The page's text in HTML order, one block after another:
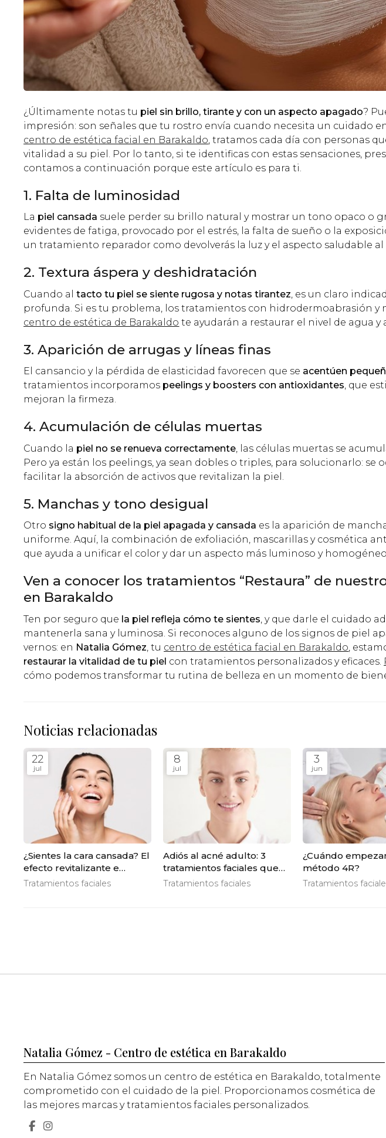
¿Últimamente notas tu piel sin brillo, tirante y con un aspecto apagado?
impresión: son señales que tu rostro envía cuando necesita un cuidado
centro de estética facial en Barakaldo, tratamos cada día con personas
vitalidad a su piel. Por lo tanto, si te identificas con estas sensaciones,
contamos a continuación porque este artículo es para ti.
1. Falta de luminosidad
La piel cansada suele perder su brillo natural y mostrar un tono opaco o
evidentes de fatiga, provocado por el estrés, la falta de sueño o la
un tratamiento reparador como devolverás la luz y el aspecto saludable al
2. Textura áspera y deshidratación
Cuando altacto tu piel se siente rugosa y notas tirantez, es un claro
profunda. Si es tu problema, los tratamientos con hidrodermoabrasión y
centro de estética de Barakaldo te ayudarán a restaurar el nivel de agua y
3. Aparición de arrugas y líneas finas
El cansancio y la pérdida de elasticidad favorecen que se acentúen
tratamientos incorporamos peelings y boosters con antioxidantes, que
mejoran la firmeza.
4. Acumulación de células muertas
Cuando la piel no se renueva correctamente, las células muertas se
Pero ya están los peelings, ya sean dobles o triples, para solucionarlo: se
facilitar la absorción de activos que revitalizan la piel.
5. Manchas y tono desigual
Otro signo habitual de la piel apagada y cansada es la aparición de
uniforme. Aquí, la combinación de exfoliación, mascarillas y cosmética
que ayuda a unificar el color y dar un aspecto más luminoso y
Ven a conocer los tratamientos “Restaura” de
en Barakaldo
Ten por seguro que la piel refleja cómo te sientes, y que darle el cuidado
mantenerla sana y luminosa. Si reconoces alguno de los signos de piel
vernos: en Natalia Gómez, tu centro de estética facial en Barakaldo,
restaurar la vitalidad de tu piel con tratamientos personalizados y eficaces.
cómo podemos transformar tu rutina de belleza en un momento de
Noticias relacionadas
22
jul
¿Sientes la cara cansada? El
efecto revitalizante e
inmediato del Magic Facial
Tratamientos faciales
8
jul
Adiós al acné adulto: 3
tratamientos faciales que
realmente funcionan
Tratamientos faciales
3
jun
¿Cuándo
método 4R?
Tratamientos
Natalia Gómez - Centro de estética en Barakaldo
En Natalia Gómez somos un centro de estética en Barakaldo, totalmente
comprometido con el cuidado de la piel. Proporcionamos cosmética de
las mejores marcas y tratamientos faciales personalizados.